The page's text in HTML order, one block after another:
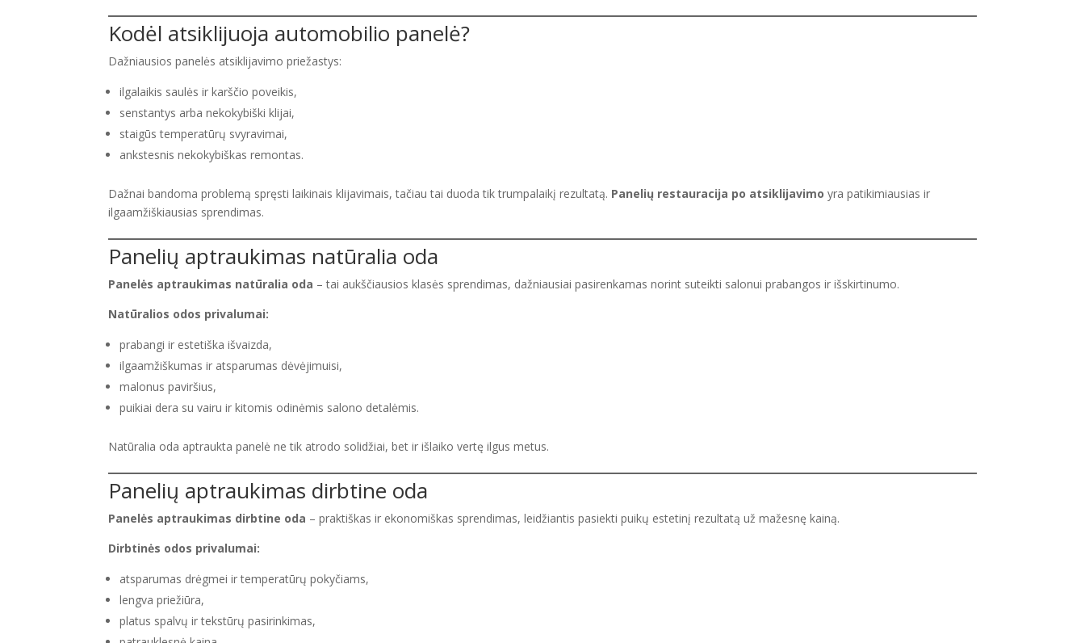
Kodėl atsiklijuoja automobilio panelė?
Dažniausios panelės atsiklijavimo priežastys:
ilgalaikis saulės ir karščio poveikis,
senstantys arba nekokybiški klijai,
staigūs temperatūrų svyravimai,
ankstesnis nekokybiškas remontas.
Dažnai bandoma problemą spręsti laikinais klijavimais, tačiau tai duoda tik trumpalaikį rezultatą. Panelių restauracija po atsiklijavimo yra patikimiausias ir
ilgaamžiškiausias sprendimas.
Panelių aptraukimas natūralia oda
Panelės aptraukimas natūralia oda – tai aukščiausios klasės sprendimas, dažniausiai pasirenkamas norint suteikti salonui prabangos ir išskirtinumo.
Natūralios odos privalumai:
prabangi ir estetiška išvaizda,
ilgaamžiškumas ir atsparumas dėvėjimuisi,
malonus paviršius,
puikiai dera su vairu ir kitomis odinėmis salono detalėmis.
Natūralia oda aptraukta panelė ne tik atrodo solidžiai, bet ir išlaiko vertę ilgus metus.
Panelių aptraukimas dirbtine oda
Panelės aptraukimas dirbtine oda – praktiškas ir ekonomiškas sprendimas, leidžiantis pasiekti puikų estetinį rezultatą už mažesnę kainą.
Dirbtinės odos privalumai:
atsparumas drėgmei ir temperatūrų pokyčiams,
lengva priežiūra,
platus spalvų ir tekstūrų pasirinkimas,